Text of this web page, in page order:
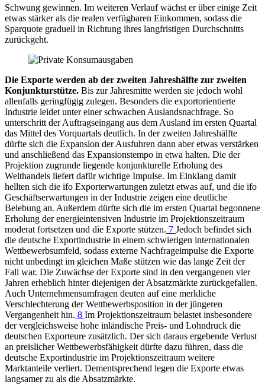
Schwung gewinnen. Im weiteren Verlauf wächst er über einige Zeit
etwas stärker als die realen verfügbaren Einkommen, sodass die
Sparquote graduell in Richtung ihres langfristigen Durchschnitts
zurückgeht.
Die Exporte werden ab der zweiten Jahreshälfte zur zweiten
Konjunkturstütze. Bis zur Jahresmitte werden sie jedoch wohl
allenfalls geringfügig zulegen. Besonders die exportorientierte
Industrie leidet unter einer schwachen Auslandsnachfrage. So
unterschritt der Auftragseingang aus dem Ausland im ersten Quartal
das Mittel des Vorquartals deutlich. In der zweiten Jahreshälfte
dürfte sich die Expansion der Ausfuhren dann aber etwas verstärken
und anschließend das Expansionstempo in etwa halten. Die der
Projektion zugrunde liegende konjunkturelle Erholung des
Welthandels liefert dafür wichtige Impulse. Im Einklang damit
hellten sich die ifo Exporterwartungen zuletzt etwas auf, und die ifo
Geschäftserwartungen in der Industrie zeigen eine deutliche
Belebung an. Außerdem dürfte sich die im ersten Quartal begonnene
Erholung der energieintensiven Industrie im Projektionszeitraum
moderat fortsetzen und die Exporte stützen. 7 Jedoch befindet sich
die deutsche Exportindustrie in einem schwierigen internationalen
Wettbewerbsumfeld, sodass externe Nachfrageimpulse die Exporte
nicht unbedingt im gleichen Maße stützen wie das lange Zeit der
Fall war. Die Zuwächse der Exporte sind in den vergangenen vier
Jahren erheblich hinter diejenigen der Absatzmärkte zurückgefallen.
Auch Unternehmensumfragen deuten auf eine merkliche
Verschlechterung der Wettbewerbsposition in der jüngeren
Vergangenheit hin. 8 Im Projektionszeitraum belastet insbesondere
der vergleichsweise hohe inländische Preis- und Lohndruck die
deutschen Exporteure zusätzlich. Der sich daraus ergebende Verlust
an preislicher Wettbewerbsfähigkeit dürfte dazu führen, dass die
deutsche Exportindustrie im Projektionszeitraum weitere
Marktanteile verliert. Dementsprechend legen die Exporte etwas
langsamer zu als die Absatzmärkte.